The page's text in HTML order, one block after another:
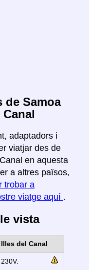
de Samoa
adaptadors i
viatjar des de
en aquesta
a altres països,
trobar a
viatge aquí .
vista
Illes del Canal
230V.